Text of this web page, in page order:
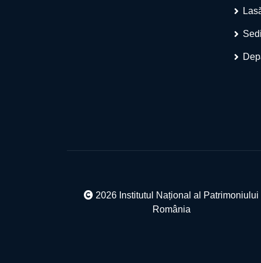
2026 Institutul Național al Patrimoniului
România